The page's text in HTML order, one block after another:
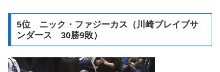
5位 ニック・ファジーカス（川崎ブレイブサ
ンダース 30勝9敗）